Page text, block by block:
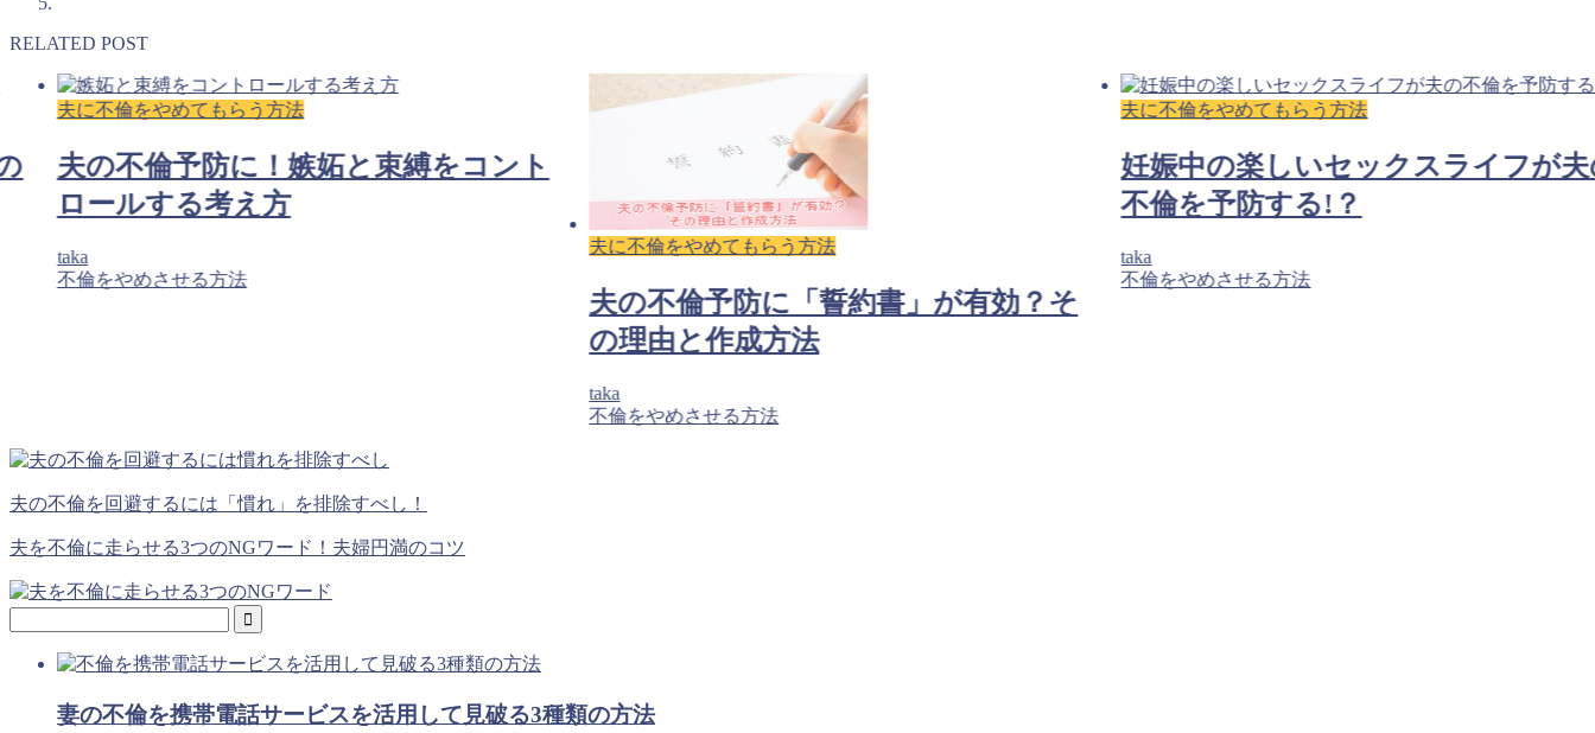
RELATED POST
夫に不倫をやめてもらう方法
夫の不倫予防に！嫉妬と束縛をコント
ロールする考え方
taka
不倫をやめさせる方法
夫に不倫をやめてもらう方法
夫の不倫予防に「誓約書」が有効？そ
の理由と作成方法
taka
不倫をやめさせる方法
夫に不倫をやめてもらう方法
妊娠中の楽しいセックスライフが
不倫を予防する!？
taka
不倫をやめさせる方法
夫の不倫を回避するには「慣れ」を排除すべし！
夫を不倫に走らせる3つのNGワード！夫婦円満のコツ
妻の不倫を携帯電話サービスを活用して見破る3種類の方法